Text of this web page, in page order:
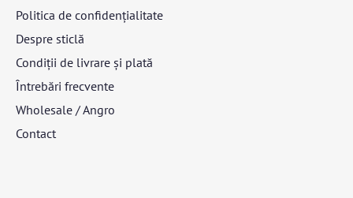
Politica de confidențialitate
Despre sticlă
Condiții de livrare și plată
Întrebări frecvente
Wholesale / Angro
Contact